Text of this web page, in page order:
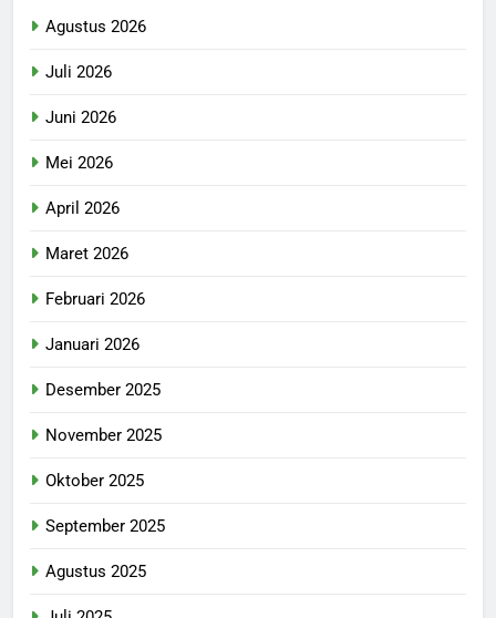
Agustus 2026
Juli 2026
Juni 2026
Mei 2026
April 2026
Maret 2026
Februari 2026
Januari 2026
Desember 2025
November 2025
Oktober 2025
September 2025
Agustus 2025